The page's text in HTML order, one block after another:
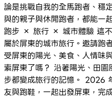
論是挑戰自我的全馬跑者、穩
與的親子與休閒跑者，都能一
跑步 × 旅行 × 城市體驗 這不
屬於屏東的城市旅行。邀請跑
受屏東的陽光、美食、人情味
索屏東了嗎？ 沿著陽光、田
步都變成旅行的記憶。 2026
友與跑鞋，一起出發屏東，完